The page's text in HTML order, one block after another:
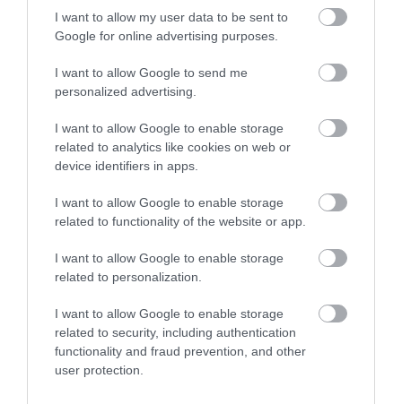
I want to allow my user data to be sent to
Google for online advertising purposes.
I want to allow Google to send me
personalized advertising.
I want to allow Google to enable storage
related to analytics like cookies on web or
device identifiers in apps.
I want to allow Google to enable storage
related to functionality of the website or app.
I want to allow Google to enable storage
related to personalization.
I want to allow Google to enable storage
related to security, including authentication
functionality and fraud prevention, and other
user protection.
Τεμπονέρας στο
pagenews.gr: «Η
αντέχει άλλη
επταετία»–Τι
είπε για
ΟΠΕΚΕΠΕ,Τσίπρα
39 min
Αγαπηδάκη στο
pagenews.gr:
«Το
"ΠΡΟΛΑΜΒΑΝΩ"
Από Σεπτέμβριο
συνεχίζουμε πιο
δυναμικά»
15.07.2026 | 20:21
Μάριος